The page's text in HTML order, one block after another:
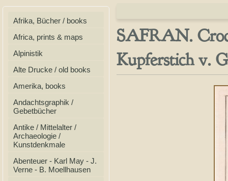
Afrika, Bücher / books
Africa, prints & maps
Alpinistik
Alte Drucke / old books
Amerika, books
Andachtsgraphik /
Gebetbücher
Antike / Mittelalter /
Archaeologie /
Kunstdenkmale
Abenteuer - Karl May - J.
Verne - B. Moellhausen
SAFRAN.
Kupferstich v.